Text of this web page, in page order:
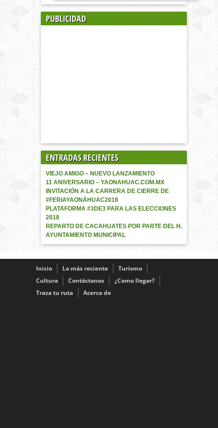
PUBLICIDAD
ENTRADAS RECIENTES
VIEJO AMIGO – NUEVO LANZAMIENTO
11 ANIVERSARIO – YAONAHUAC.COM.MX
INVITACIÓN A LA CARRERA DE CIERRE DE
#FERIAYAONÁHUAC2018
PLATAFORMA #3DE3 PARA LAS ELECCIONES
2018
REPARTO DE CACAHUATES POR PARTE DEL H.
AYUNTAMIENTO MUNICIPAL
Inicio Lo más reciente
Turismo
Cultura
Contáctanos
¿Como llegar?
Traza tu ruta
Acerca de